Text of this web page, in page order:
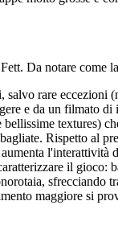
Da notare come
rare eccezioni
e da un filmato
textures)
Rispetto al
il
maggiore si